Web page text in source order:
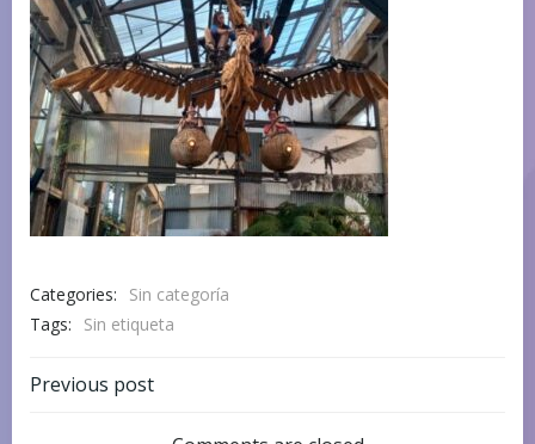
Categories:
Sin categoría
Tags:
Sin etiqueta
Navegación
Previous post